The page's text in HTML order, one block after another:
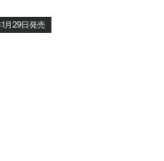
月29日発売